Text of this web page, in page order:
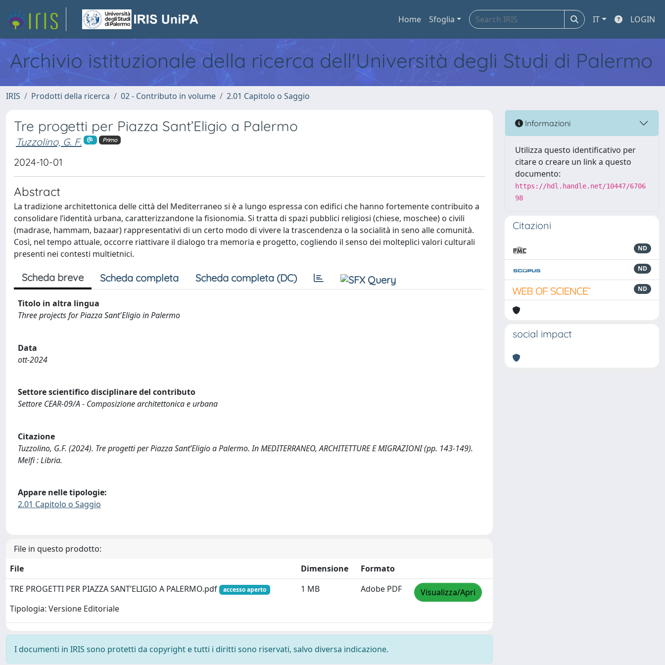
Home Sfoglia IT LOGIN
Archivio istituzionale della ricerca dell'Università degli Studi di Palermo
IRIS Prodotti della ricerca 02 - Contributo in volume 2.01 Capitolo o Saggio
Tre progetti per Piazza Sant’Eligio a Palermo
Tuzzolino, G. F. Primo
2024-10-01
Abstract
La tradizione architettonica delle città del Mediterraneo si è a lungo espressa con edifici che hanno fortemente contribuito a
consolidare l’identità urbana, caratterizzandone la fisionomia. Si tratta di spazi pubblici religiosi (chiese, moschee) o civili
(madrase, hammam, bazaar) rappresentativi di un certo modo di vivere la trascendenza o la socialità in seno alle comunità.
Così, nel tempo attuale, occorre riattivare il dialogo tra memoria e progetto, cogliendo il senso dei molteplici valori culturali
presenti nei contesti multietnici.
Scheda breve Scheda completa Scheda completa (DC)
Titolo in altra lingua
Three projects for Piazza Sant'Eligio in Palermo
Data
ott-2024
Settore scientifico disciplinare del contributo
Settore CEAR-09/A - Composizione architettonica e urbana
Citazione
Tuzzolino, G.F. (2024). Tre progetti per Piazza Sant’Eligio a Palermo. In MEDITERRANEO, ARCHITETTURE E MIGRAZIONI (pp. 143-149).
Melfi : Libria.
Appare nelle tipologie:
2.01 Capitolo o Saggio
File in questo prodotto:
File
Dimensione
Formato
TRE PROGETTI PER PIAZZA SANT’ELIGIO A PALERMO.pdf
accesso aperto
Tipologia: Versione Editoriale
1 MB Adobe PDF Visualizza/Apri
I documenti in IRIS sono protetti da copyright e tutti i diritti sono riservati, salvo diversa indicazione.
Informazioni
Utilizza questo identificativo per
citare o creare un link a questo
documento:
https://hdl.handle.net/10447/6706
98
Citazioni
ND
ND
ND
social impact